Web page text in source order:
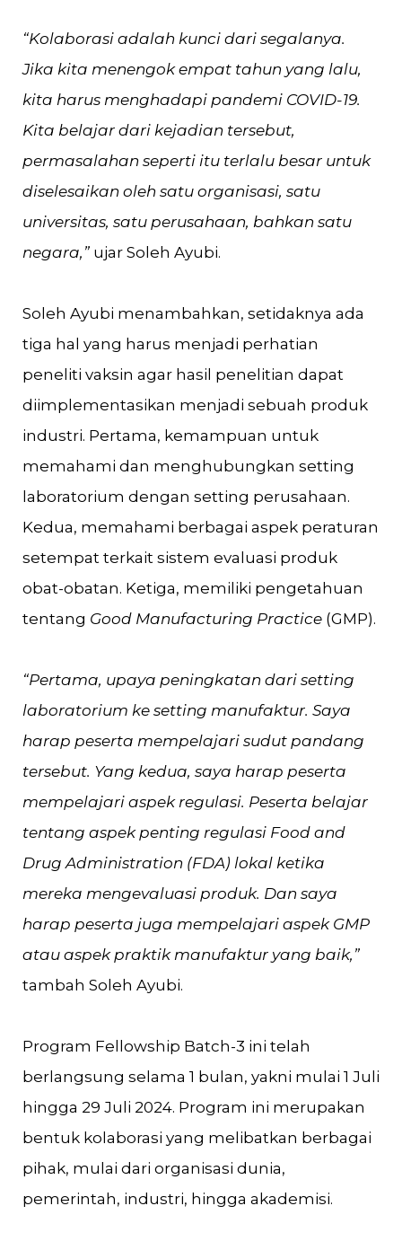
“Kolaborasi adalah kunci dari segalanya.
Jika kita menengok empat tahun yang lalu,
kita harus menghadapi pandemi COVID-19.
Kita belajar dari kejadian tersebut,
permasalahan seperti itu terlalu besar untuk
diselesaikan oleh satu organisasi, satu
universitas, satu perusahaan, bahkan satu
negara,” ujar Soleh Ayubi.
Soleh Ayubi menambahkan, setidaknya ada
tiga hal yang harus menjadi perhatian
peneliti vaksin agar hasil penelitian dapat
diimplementasikan menjadi sebuah produk
industri. Pertama, kemampuan untuk
memahami dan menghubungkan setting
laboratorium dengan setting perusahaan.
Kedua, memahami berbagai aspek peraturan
setempat terkait sistem evaluasi produk
obat-obatan. Ketiga, memiliki pengetahuan
tentang Good Manufacturing Practice (GMP).
“Pertama, upaya peningkatan dari setting
laboratorium ke setting manufaktur. Saya
harap peserta mempelajari sudut pandang
tersebut. Yang kedua, saya harap peserta
mempelajari aspek regulasi. Peserta belajar
tentang aspek penting regulasi Food and
Drug Administration (FDA) lokal ketika
mereka mengevaluasi produk. Dan saya
harap peserta juga mempelajari aspek GMP
atau aspek praktik manufaktur yang baik,”
tambah Soleh Ayubi.
Program Fellowship Batch-3 ini telah
berlangsung selama 1 bulan, yakni mulai 1 Juli
hingga 29 Juli 2024. Program ini merupakan
bentuk kolaborasi yang melibatkan berbagai
pihak, mulai dari organisasi dunia,
pemerintah, industri, hingga akademisi.